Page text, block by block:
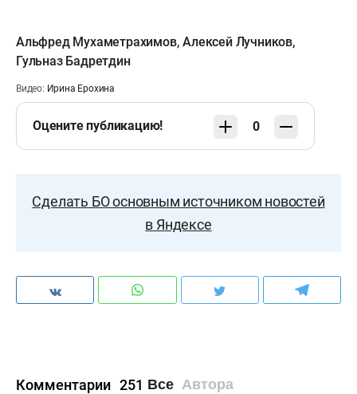
Альфред Мухаметрахимов,Алексей Лучников,
Гульназ Бадретдин
Видео: Ирина Ерохина
Оцените публикацию! 0
Сделать БО основным источником новостей
в Яндексе
Комментарии 251 Все Автора